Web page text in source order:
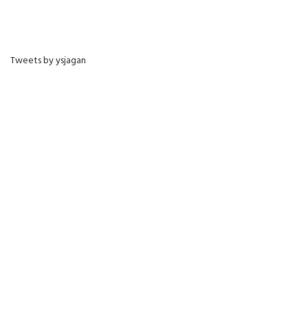
Tweets by ysjagan